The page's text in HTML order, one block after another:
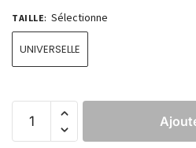
TAILLE: Sélectionne
UNIVERSELLE